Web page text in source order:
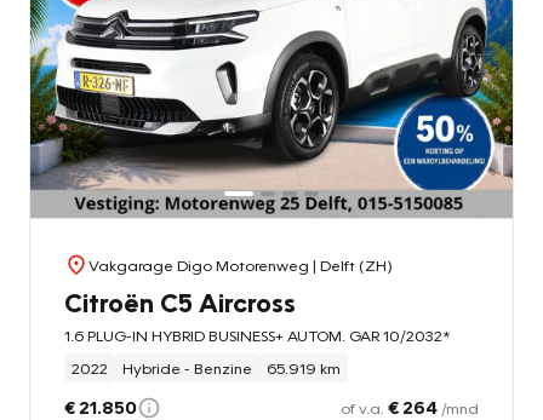
Vakgarage Digo Motorenweg | Delft (ZH)
Citroën C5 Aircross
1.6 PLUG-IN HYBRID BUSINESS+ AUTOM. GAR 10/2032*
2022
Hybride - Benzine 65.919 km
€ 21.850 of v.a. € 264 /mnd